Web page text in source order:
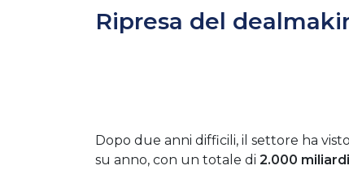
Ripresa del
Dopo due anni difficili, il settore ha
su anno, con un totale di 2.000